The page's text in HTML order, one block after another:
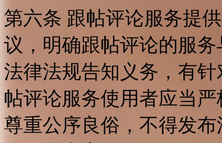
第六条 跟帖评论服务提
议，明确跟帖评论的服
法律法规告知义务，有
帖评论服务使用者应当
尊重公序良俗，不得发